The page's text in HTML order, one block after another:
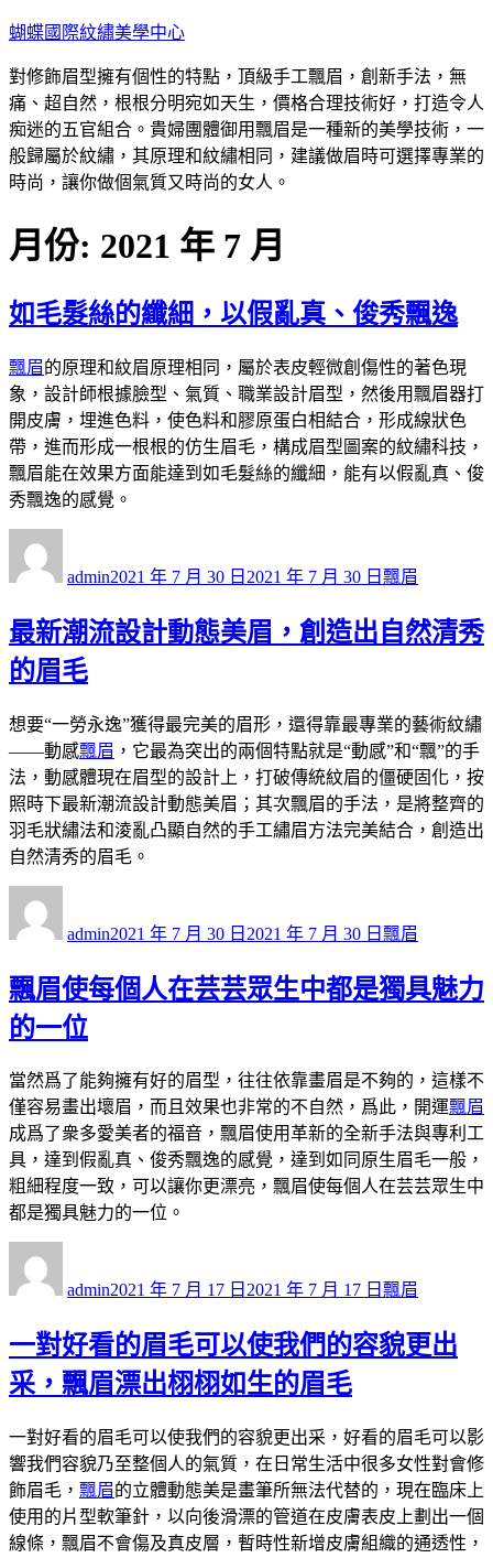
跳
主
要
內
容
蝴蝶國際紋繡美學中心
對修飾眉型擁有個性的特點，頂級手工飄眉，創新手法，無
痛、超自然，根根分明宛如天生，價格合理技術好，打造令人
痴迷的五官組合。貴婦團體御用飄眉是一種新的美學技術，一
般歸屬於紋繡，其原理和紋繡相同，建議做眉時可選擇專業的
時尚，讓你做個氣質又時尚的女人。
月份: 2021 年 7 月
如毛髮絲的纖細，以假亂真、俊秀飄逸
飄眉的原理和紋眉原理相同，屬於表皮輕微創傷性的著色現
象，設計師根據臉型、氣質、職業設計眉型，然後用飄眉器打
開皮膚，埋進色料，使色料和膠原蛋白相結合，形成線狀色
帶，進而形成一根根的仿生眉毛，構成眉型圖案的紋繡科技，
飄眉能在效果方面能達到如毛髮絲的纖細，能有以假亂真、俊
秀飄逸的感覺。
admin佈
期:
2021 年 7 月 30 日 2021 年 7 月 30 日 類
飄眉
最新潮流設計動態美眉，創造出自然清秀
的眉毛
想要“一勞永逸”獲得最完美的眉形，還得靠最專業的藝術紋繡
——動感飄眉 ，它最為突出的兩個特點就是“動感”和“飄”的手
法，動感體現在眉型的設計上，打破傳統紋眉的僵硬固化，按
照時下最新潮流設計動態美眉；其次飄眉的手法，是將整齊的
羽毛狀繡法和淩亂凸顯自然的手工繡眉方法完美結合，創造出
自然清秀的眉毛。
admin佈
期:
2021 年 7 月 30 日 2021 年 7 月 30 日 類
飄眉
飄眉使每個人在芸芸眾生中都是獨具魅力
的一位
當然爲了能夠擁有好的眉型，往往依靠畫眉是不夠的，這樣不
僅容易畫出壞眉，而且效果也非常的不自然，爲此，開運飄眉
成爲了衆多愛美者的福音，飄眉使用革新的全新手法與專利工
具，達到假亂真、俊秀飄逸的感覺，達到如同原生眉毛一般，
粗細程度一致，可以讓你更漂亮，飄眉使每個人在芸芸眾生中
都是獨具魅力的一位。
者
admin佈
期:
2021 年 7 月 17 日 2021 年 7 月 17 日 類
飄眉
一對好看的眉毛可以使我們的容貌更出
采，飄眉漂出栩栩如生的眉毛
一對好看的眉毛可以使我們的容貌更出采，好看的眉毛可以影
響我們容貌乃至整個人的氣質，在日常生活中很多女性對會修
飾眉毛， 飄眉的立體動態美是畫筆所無法代替的，現在臨床上
使用的片型軟筆針，以向後滑漂的管道在皮膚表皮上劃出一個
線條，飄眉不會傷及真皮層，暫時性新增皮膚組織的通透性，